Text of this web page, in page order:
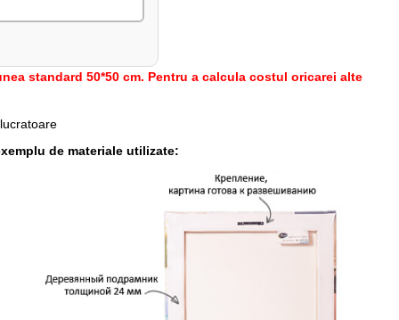
standard 50*50 cm. Pentru a calcula costul oricarei alte
de materiale utilizate: